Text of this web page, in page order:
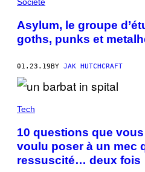
Société
Asylum, le groupe
goths, punks et
01.23.19BY JAK HUTCHCRAFT
Tech
10 questions que
voulu poser à un mec
ressuscité… deux fois